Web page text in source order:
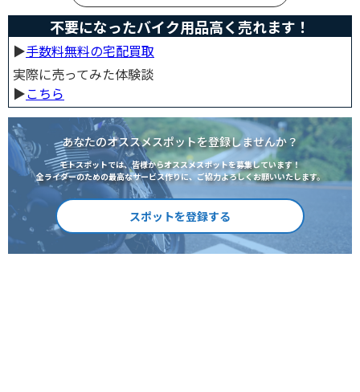
不要になったバイク用品高く売れます！
▶︎手数料無料の宅配買取
実際に売ってみた体験談
▶︎こちら
あなたのオススメスポットを登録しませんか？
モトスポットでは、皆様からオススメスポットを募集しています！
全ライダーのための最高なサービス作りに、ご協力よろしくお願いいたします。
スポットを登録する